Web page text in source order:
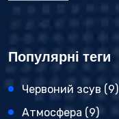
Популярні теги
Червоний зсув (9)
Атмосфера (9)